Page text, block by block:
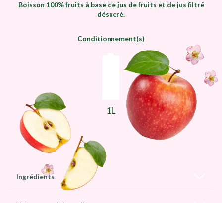
Boisson 100% fruits à base de jus de fruits et de jus filtré
désucré.
Conditionnement(s)
1L
Ingrédients